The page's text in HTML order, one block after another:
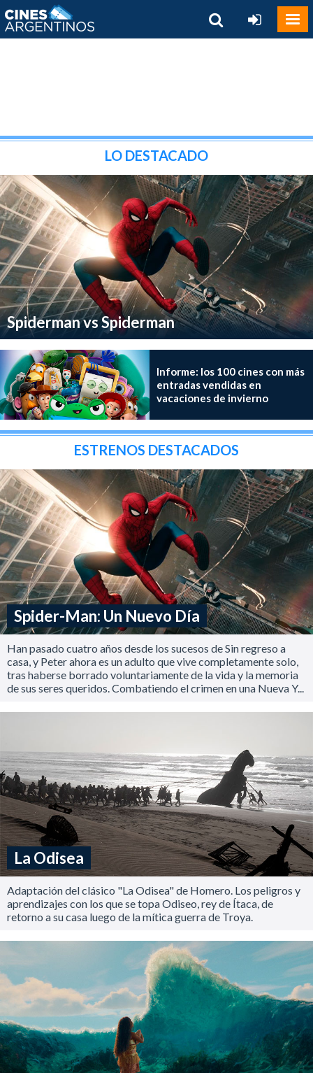
LO DESTACADO
Spiderman vs Spiderman
Informe: los 100 cines con más
entradas vendidas en
vacaciones de invierno
ESTRENOS DESTACADOS
Spider-Man: Un Nuevo Día
Han pasado cuatro años desde los sucesos de Sin regreso a
casa, y Peter ahora es un adulto que vive completamente solo,
tras haberse borrado voluntariamente de la vida y la memoria
de sus seres queridos. Combatiendo el crimen en una Nueva Y...
La Odisea
Adaptación del clásico "La Odisea" de Homero. Los peligros y
aprendizajes con los que se topa Odiseo, rey de Ítaca, de
retorno a su casa luego de la mítica guerra de Troya.